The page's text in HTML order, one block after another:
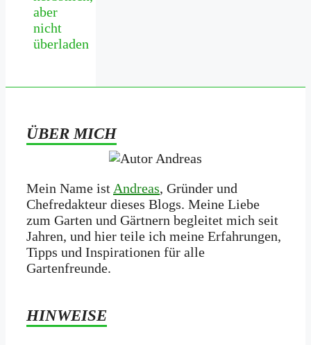
aber
nicht
überladen
ÜBER MICH
Mein Name ist Andreas, Gründer und
Chefredakteur dieses Blogs. Meine Liebe
zum Garten und Gärtnern begleitet mich seit
Jahren, und hier teile ich meine Erfahrungen,
Tipps und Inspirationen für alle
Gartenfreunde.
HINWEISE